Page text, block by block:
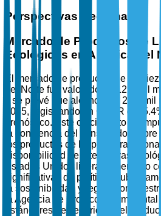
Perspectivas Regionales
Mercado de Productos de
Ecológicos en América del
El mercado de productos de
del Norte fue valorado en 12.5 mil
y se prevé que alcance los 20.8 mil
2035, registrando un CAGR del
pronóstico. Este crecimiento es
la conciencia del consumidor
los productos de limpieza
disponibilidad de alternativas
Estados Unidos lidera el mercado
significativas de políticas
la sostenibilidad y regulaciones
la Agencia de Protección Ambiental
estándares de seguridad del